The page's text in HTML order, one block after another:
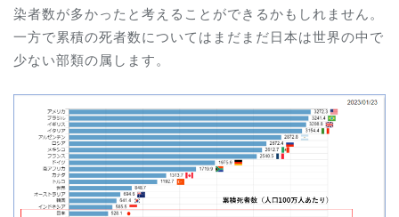
染者数が多かったと考えることができるかもしれません。
一方で累積の死者数についてはまだまだ日本は世界の中で
少ない部類の属します。